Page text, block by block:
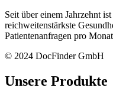
Seit über einem Jahrzehnt
reichweitenstärkste
Patientenanfragen pro
© 2024 DocFinder GmbH
Unsere Produkte